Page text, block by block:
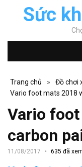
Sức
Trang chủ » Đồ chơi
Vario foot mats 2018
Vario
carbon
11/08/2017 635 đã